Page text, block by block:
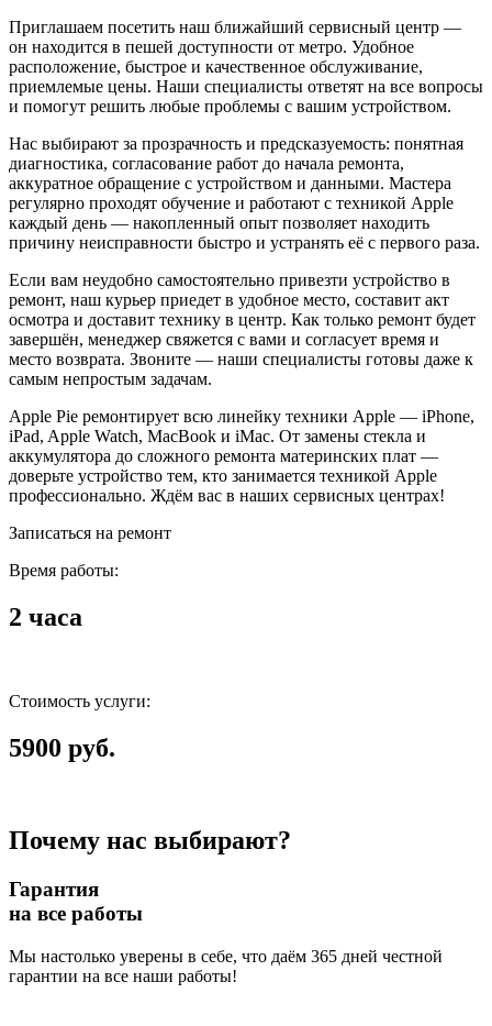
Приглашаем посетить наш ближайший сервисный центр —
он находится в пешей доступности от метро. Удобное
расположение, быстрое и качественное обслуживание,
приемлемые цены. Наши специалисты ответят на все вопросы
и помогут решить любые проблемы с вашим устройством.
Нас выбирают за прозрачность и предсказуемость: понятная
диагностика, согласование работ до начала ремонта,
аккуратное обращение с устройством и данными. Мастера
регулярно проходят обучение и работают с техникой Apple
каждый день — накопленный опыт позволяет находить
причину неисправности быстро и устранять её с первого раза.
Если вам неудобно самостоятельно привезти устройство в
ремонт, наш курьер приедет в удобное место, составит акт
осмотра и доставит технику в центр. Как только ремонт будет
завершён, менеджер свяжется с вами и согласует время и
место возврата. Звоните — наши специалисты готовы даже к
самым непростым задачам.
Apple Pie ремонтирует всю линейку техники Apple — iPhone,
iPad, Apple Watch, MacBook и iMac. От замены стекла и
аккумулятора до сложного ремонта материнских плат —
доверьте устройство тем, кто занимается техникой Apple
профессионально. Ждём вас в наших сервисных центрах!
Записаться на ремонт
Время работы:
2 часа
Стоимость услуги:
5900 руб.
Почему нас выбирают?
Гарантия
на все работы
Мы настолько уверены в себе, что даём 365 дней честной
гарантии на все наши работы!